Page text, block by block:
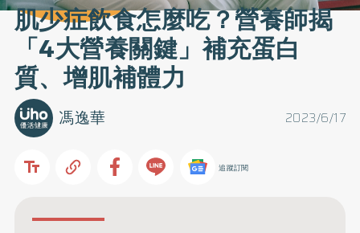
肌少症飲食怎麼吃？營養師揭
「4大營養關鍵」補充蛋白
質、增肌補體力
2023/6/17
馮逸華
追蹤訂閱